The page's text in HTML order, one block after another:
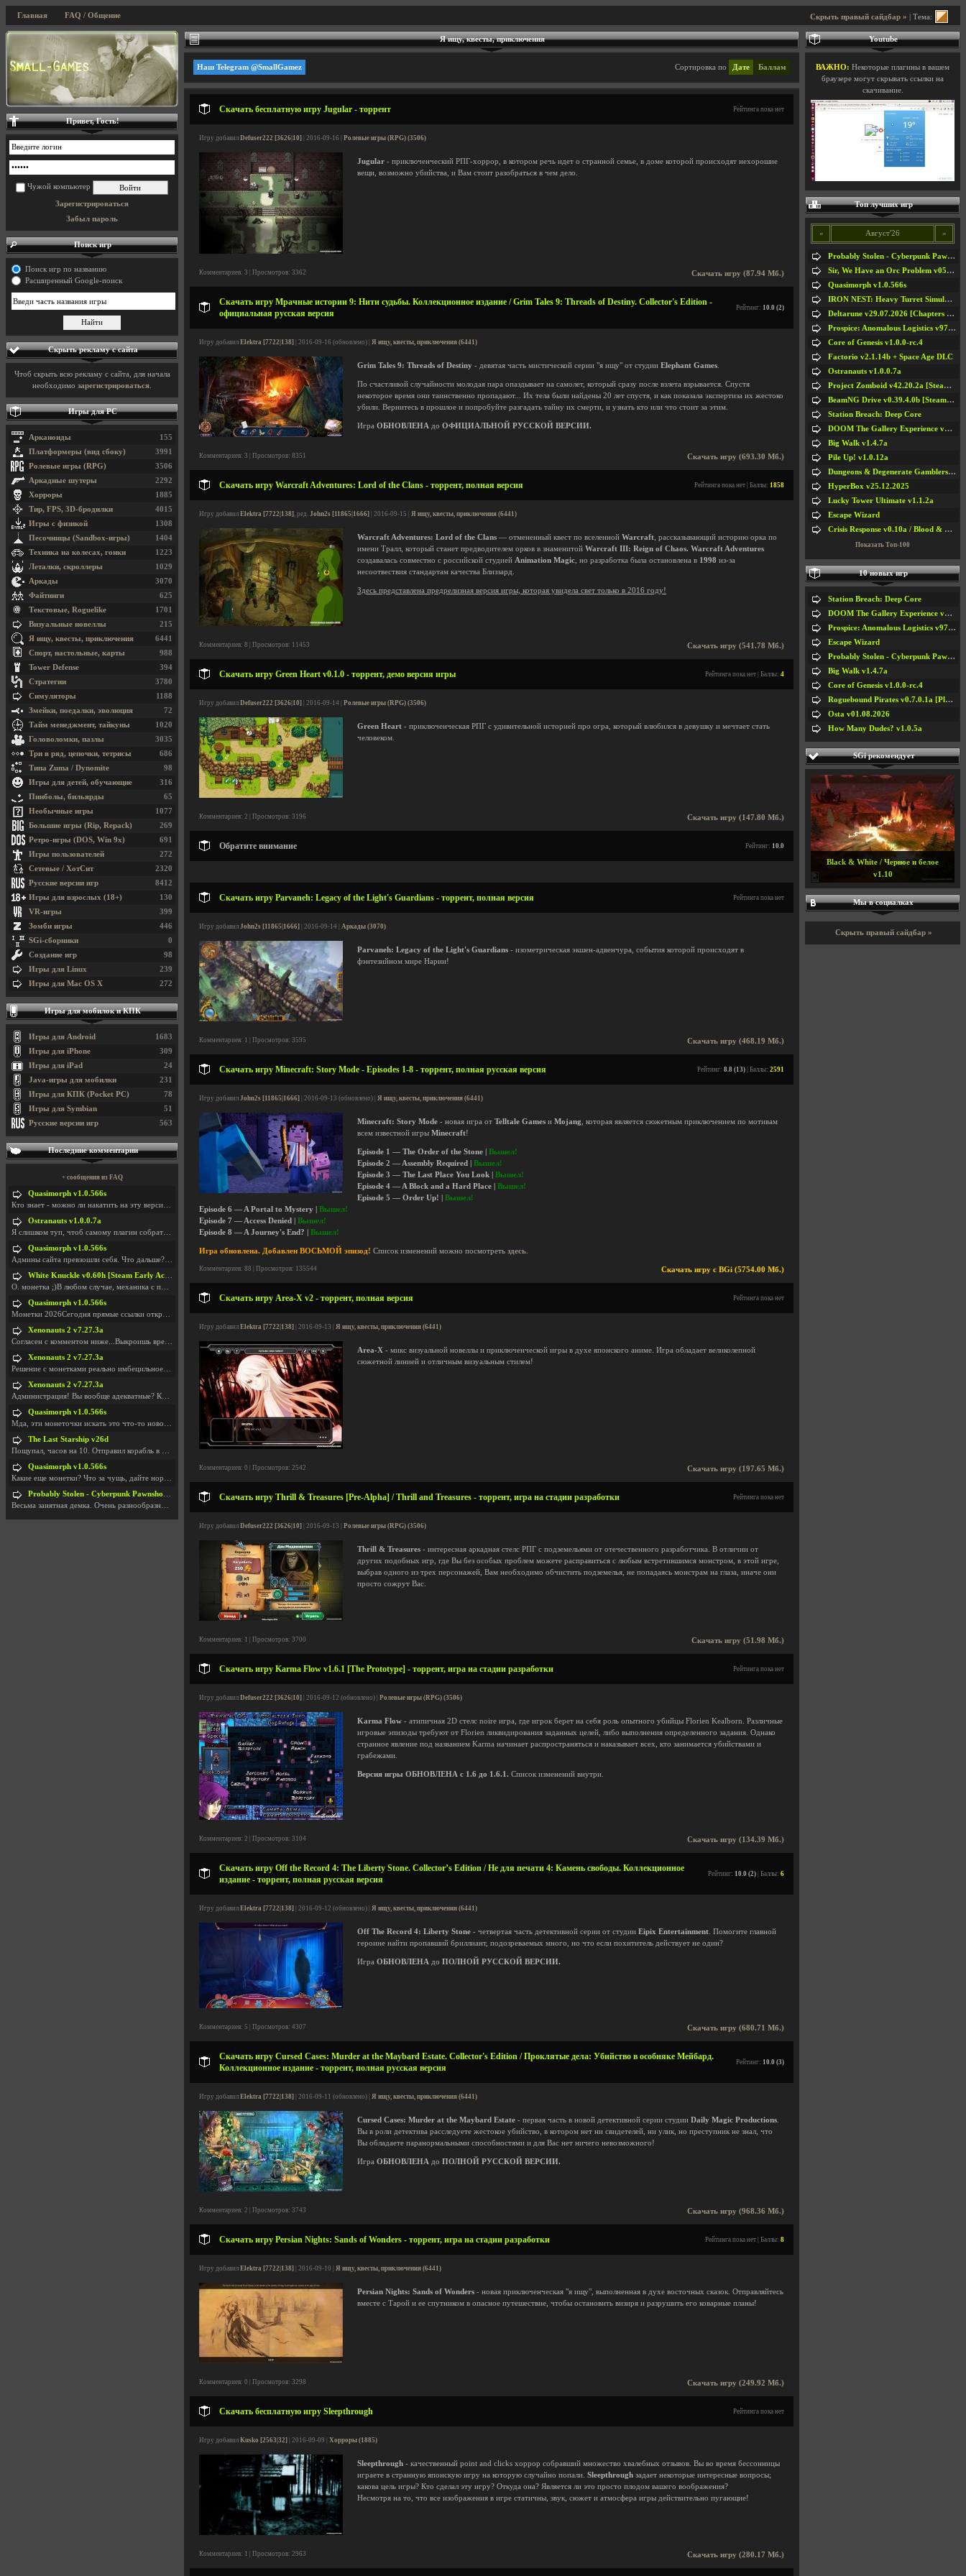
Скрыть правый сайдбар » | Тема:
Главная FAQ / Общение
Я ищу, квесты, приключения
Сортировка по Дате Баллам
Наш Telegram @SmallGamez
Скачать бесплатную игру Jugular - торрент Рейтинга пока нет
Игру добавил Defuser222 [3626|10] | 2016-09-16 | Ролевые игры (RPG) (3506)
Jugular - приключенческий РПГ-хоррор, в котором речь идет о странной семье, в доме которой происходят нехорошие
вещи, возможно убийства, и Вам стоит разобраться в чем дело.
Скачать игру (87.94 Мб.)
Комментариев: 3 | Просмотров: 3362
Скачать игру Мрачные истории 9: Нити судьбы. Коллекционное издание / Grim Tales 9: Threads of Destiny. Collector's Edition -
официальная русская версия
Рейтинг: 10.0 (2)
Игру добавил Elektra [7722|138] | 2016-09-16 (обновлено) | Я ищу, квесты, приключения (6441)
Grim Tales 9: Threads of Destiny - девятая часть мистической серии "я ищу" от студии Elephant Games
По счастливой случайности молодая пара опаздывает на самолет, который сразу после взлета взрывается. Спустя
некоторое время они таинственно пропадают... Их тела были найдены 20 лет спустя, и как показала экспертиза их жестоко
убили. Вернитесь в прошлое и попробуйте разгадать тайну их смерти, и узнать кто или что стоит за этим.
Игра ОБНОВЛЕНА до ОФИЦИАЛЬНОЙ РУССКОЙ ВЕРСИИ.
Скачать игру (693.30 Мб.)
Комментариев: 3 | Просмотров: 8351
Скачать игру Warcraft Adventures: Lord of the Clans - торрент, полная версия Рейтинга пока нет | Баллы: 1858
Игру добавил Elektra [7722|138], ред. John2s [11865|1666] | 2016-09-15 | Я ищу, квесты, приключения (6441)
Warcraft Adventures: Lord of the Clans — отмененный квест по вселенной Warcraft , рассказывающий историю орка по
имени Тралл, который станет предводителем орков в знаменитой Warcraft III: Reign of Chaos. Warcraft Adventures
создавалась совместно с российской студией Animation Magic , но разработка была остановлена в 1998 из-за
несоотвествия стандартам качества Близзард.
Здесь представлена предрелизная версия игры, которая увидела свет только в 2016 году!
Скачать игру (541.78 Мб.)
Комментариев: 8 | Просмотров: 11453
Скачать игру Green Heart v0.1.0 - торрент, демо версия игры Рейтинга пока нет | Баллы: 4
Игру добавил Defuser222 [3626|10] | 2016-09-14 | Ролевые игры (RPG) (3506)
Green Heart - приключенческая РПГ с удивительной историей про огра, который влюбился в девушку и мечтает стать
человеком.
Скачать игру (147.80 Мб.)
Комментариев: 2 | Просмотров: 3196
Обратите внимание Рейтинг: 10.0
Скачать игру Parvaneh: Legacy of the Light's Guardians - торрент, полная версия Рейтинга пока нет
Игру добавил John2s [11865|1666] | 2016-09-14 | Аркады (3070)
Parvaneh: Legacy of the Light's Guardians - изометрическая экшен-адвенчура, события которой происходят в
фэнтезийном мире Нарии!
Скачать игру (468.19 Мб.)
Комментариев: 1 | Просмотров: 3595
Скачать игру Minecraft: Story Mode - Episodes 1-8 - торрент, полная русская версия Рейтинг: 8.8 (13) | Баллы: 2591
Игру добавил John2s [11865|1666] | 2016-09-13 (обновлено) | Я ищу, квесты, приключения (6441)
Minecraft: Story Mode - новая игра от Telltale Games и Mojang , которая является сюжетным приключением по мотивам
всем известной игры Minecraft!
Episode 1 — The Order of the Stone | Вышел!
Episode 2 — Assembly Required | Вышел!
Episode 3 — The Last Place You Look | Вышел!
Episode 4 — A Block and a Hard Place | Вышел!
Episode 5 — Order Up! | Вышел!
Episode 6 — A Portal to Mystery | Вышел!
Episode 7 — Access Denied | Вышел!
Episode 8 — A Journey's End? | Вышел!
Игра обновлена. Добавлен ВОСЬМОЙ эпизод! Список изменений можно посмотреть здесь
Скачать игру с BGi (5754.00 Мб.)
Комментариев: 88 | Просмотров: 135544
Скачать игру Area-X v2 - торрент, полная версия Рейтинга пока нет
Игру добавил Elektra [7722|138] | 2016-09-13 | Я ищу, квесты, приключения (6441)
Area-X - микс визуальной новеллы и приключенческой игры в духе японского аниме. Игра обладает великолепной
сюжетной линией и отличным визуальным стилем!
Скачать игру (197.65 Мб.)
Комментариев: 0 | Просмотров: 2542
Скачать игру Thrill & Treasures [Pre-Alpha] / Thrill and Treasures - торрент, игра на стадии разработки Рейтинга пока нет
Игру добавил Defuser222 [3626|10] | 2016-09-13 | Ролевые игры (RPG) (3506)
Thrill & Treasures - интересная аркадная стелс РПГ с подземельями от отечественного разработчика. В отличии от
других подобных игр, где Вы без особых проблем можете расправиться с любым встретившимся монстром, в этой игре,
выбрав одного из трех персонажей, Вам необходимо обчистить подземелья, не попадаясь монстрам на глаза, иначе они
просто сожрут Вас.
Скачать игру (51.98 Мб.)
Комментариев: 1 | Просмотров: 3700
Скачать игру Karma Flow v1.6.1 [The Prototype] - торрент, игра на стадии разработки Рейтинга пока нет
Игру добавил Defuser222 [3626|10] | 2016-09-12 (обновлено) | Ролевые игры (RPG) (3506)
Karma Flow - атипичная 2D стелс noire игра, где игрок берет на себя роль опытного убийцы Florien Kealborn. Различные
игровые эпизоды требуют от Florien ликвидирования заданных целей, либо выполнения определенного задания. Однако
странное явление под названием Karma начинает распространяться и наказывает всех, кто занимается убийствами и
грабежами.
Версия игры ОБНОВЛЕНА с 1.6 до 1.6.1. Список изменений внутри.
Скачать игру (134.39 Мб.)
Комментариев: 2 | Просмотров: 3104
Скачать игру Off the Record 4: The Liberty Stone. Collector’s Edition / Не для печати 4: Камень свободы. Коллекционное
издание - торрент, полная русская версия
Рейтинг: 10.0 (2) | Баллы: 6
Игру добавил Elektra [7722|138] | 2016-09-12 (обновлено) | Я ищу, квесты, приключения (6441)
Off The Record 4: Liberty Stone - четвертая часть детективной серии от студии Eipix Entertainment . Помогите главной
героине найти пропавший бриллиант, подозреваемых много, но что если похититель действует не один?
Игра ОБНОВЛЕНА до ПОЛНОЙ РУССКОЙ ВЕРСИИ.
Скачать игру (680.71 Мб.)
Комментариев: 5 | Просмотров: 4307
Скачать игру Cursed Cases: Murder at the Maybard Estate. Collector's Edition / Проклятые дела: Убийство в особняке Мейбард.
Коллекционное издание - торрент, полная русская версия
Рейтинг: 10.0 (3)
Игру добавил Elektra [7722|138] | 2016-09-11 (обновлено) | Я ищу, квесты, приключения (6441)
Cursed Cases: Murder at the Maybard Estate - первая часть в новой детективной серии студии Daily Magic Productions
Вы в роли детектива расследуете жестокое убийство, в котором нет ни свидетелей, ни улик, но преступник не знал, что
Вы обладаете паранормальными способностями и для Вас нет ничего невозможного!
Игра ОБНОВЛЕНА до ПОЛНОЙ РУССКОЙ ВЕРСИИ.
Скачать игру (968.36 Мб.)
Комментариев: 2 | Просмотров: 3743
Скачать игру Persian Nights: Sands of Wonders - торрент, игра на стадии разработки Рейтинга пока нет | Баллы: 8
Игру добавил Elektra [7722|138] | 2016-09-10 | Я ищу, квесты, приключения (6441)
Persian Nights: Sands of Wonders - новая приключенческая "я ищу", выполненная в духе восточных сказок. Отправляйтесь
вместе с Тарой и ее спутником в опасное путешествие, чтобы остановить визиря и разрушить его коварные планы!
Скачать игру (249.92 Мб.)
Комментариев: 0 | Просмотров: 3298
Скачать бесплатную игру Sleepthrough Рейтинга пока нет
Игру добавил Kusko [2563|32] | 2016-09-09 | Хорроры (1885)
Sleepthrough - качественный point and clicks хоррор собравший множество хвалебных отзывов. Вы во время бессонницы
играете в странную японскую игру на которую случайно попали. Sleepthrough задает некоторые интересные вопросы;
какова цель игры? Кто сделал эту игру? Откуда она? Является ли это просто плодом вашего воображения?
Несмотря на то, что все изображения в игре статичны, звук, сюжет и атмосфера игры действительно пугающие!
Скачать игру (280.17 Мб.)
Комментариев: 1 | Просмотров: 2963
Привет, Гость!
Чужой компьютер
Зарегистрироваться
Забыл пароль
Поиск игр
Поиск игр по названию
Расширенный Google-поиск
Скрыть рекламу с сайта
Чтоб скрыть всю рекламу с сайта, для начала
необходимо зарегистрироваться
Игры для PC
155
Арканоиды
3991
Платформеры (вид сбоку)
3506
Ролевые игры (RPG)
2292
Аркадные шутеры
1885
Хорроры
4015
Тир, FPS, 3D-бродилки
1308
Игры с физикой
1404
Песочницы (Sandbox-игры)
1223
Техника на колесах, гонки
1029
Леталки, скроллеры
3070
Аркады
625
Файтинги
1701
Текстовые, Roguelike
215
Визуальные новеллы
6441
Я ищу, квесты, приключения
988
Спорт, настольные, карты
394
Tower Defense
3780
Стратегии
1188
Симуляторы
72
Змейки, поедалки, эволюция
1020
Тайм менеджмент, тайкуны
3035
Головоломки, пазлы
686
Три в ряд, цепочки, тетрисы
98
Типа Zuma / Dynomite
316
Игры для детей, обучающие
65
Пинболы, бильярды
1077
Необычные игры
269
Большие игры (Rip, Repack)
691
Ретро-игры (DOS, Win 9x)
272
Игры пользователей
2320
Сетевые / ХотСит
8412
Русские версии игр
130
Игры для взрослых (18+)
399
VR-игры
446
Зомби игры
0
SGi-сборники
98
Создание игр
239
Игры для Linux
272
Игры для Mac OS X
Игры для мобилок и КПК
1683
Игры для Android
309
Игры для iPhone
24
Игры для iPad
231
Java-игры для мобилки
78
Игры для КПК (Pocket PC)
51
Игры для Symbian
563
Русские версии игр
Последние комментарии
+ сообщения из FAQ
Quasimorph v1.0.566s
Кто знает - можно ли накатить на эту версию моды?
Ostranauts v1.0.0.7a
Я слишком туп, чтоб самому плагин собрать. И что-т
Quasimorph v1.0.566s
Админы сайта превзошли себя. Что дальше? Засунь се
White Knuckle v0.60h [Steam Early Access]
О. монетка ;)В любом случае, механика с поиском мо
Quasimorph v1.0.566s
Монетки 2026Сегодня прямые ссылки открываются посл
Xenonauts 2 v7.27.3a
Согласен с комментом ниже...Выкроишь время чтобы з
Xenonauts 2 v7.27.3a
Решение с монетками реально имбецильное. Как сдела
Xenonauts 2 v7.27.3a
Администрация! Вы вообще адекватные? Какие монетки
Quasimorph v1.0.566s
Мда, эти монеточки искать это что-то новое в сфере
The Last Starship v26d
Пощупал, часов на 10. Отправил корабль в другую Га
Quasimorph v1.0.566s
Какие еще монетки? Что за чущь, дайте нормально ск
Probably Stolen - Cyberpunk Pawnshop Simulator v048c [Playtest]
Весьма занятная демка. Очень разнообразные механик
Youtube
ВАЖНО: Некоторые плагины в вашем
браузере могут скрывать ссылки на
скачивание.
Топ лучших игр
« Август'26 »
Probably Stolen - Cyberpunk Pawnshop Simulator v048c [Playtest]
Sir, We Have an Orc Problem v05.08.2026
Quasimorph v1.0.566s
IRON NEST: Heavy Turret Simulator v1.0a
Deltarune v29.07.2026 [Chapters 1-5] / + RUS [Chapters 1-5]
Prospice: Anomalous Logistics v97 [Playtest]
Core of Genesis v1.0.0-rc.4
Factorio v2.1.14b + Space Age DLC
Ostranauts v1.0.0.7a
Project Zomboid v42.20.2a [Steam Early Access]
BeamNG Drive v0.39.4.0b [Steam Early Access]
Station Breach: Deep Core
DOOM The Gallery Experience v1.4.2
Big Walk v1.4.7a
Pile Up! v1.0.12a
Dungeons & Degenerate Gamblers v2.0.2a
HyperBox v25.12.2025
Lucky Tower Ultimate v1.1.2a
Escape Wizard
Crisis Response v0.10a / Blood & Bullet
Показать Топ-100
10 новых игр
Station Breach: Deep Core
DOOM The Gallery Experience v1.4.2
Prospice: Anomalous Logistics v97 [Playtest]
Escape Wizard
Probably Stolen - Cyberpunk Pawnshop Simulator v048c [Playtest]
Big Walk v1.4.7a
Core of Genesis v1.0.0-rc.4
Roguebound Pirates v0.7.0.1a [Playtest]
Osta v01.08.2026
How Many Dudes? v1.0.5a
SGi рекомендует
Black & White / Черное и белое
v1.10
Мы в социалках
Скрыть правый сайдбар »